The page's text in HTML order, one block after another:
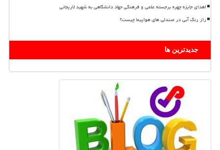
اهدای جایزه چهره برجسته علمی و فرهنگی جهاد دانشگاهی به شهید لاریجانی
راز رنگ آبی در صندلی های هواپیما چیست؟
جدیدترین ها